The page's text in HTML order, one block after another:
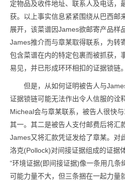
定物品及收件地址、联系人及电话，
获。以上事实信息紧紧围绕从巴西邮
展开，该菜谱因James欲邮寄产品样
James推介而与章某取得联系，为转
包含菜谱在内的特定包裹而被抓获，
易见，并已形成环环相扣的证据锁链
但是，从如何证明被告人与
证据锁链可能无法作出令人信服的诠
Micheal会与章某联系，被告人很快
其一。其二是被告人支付邮费后将汇
James又将汇款凭证发给了章某。对
洛克(Pollock)对间接证据组成的证据
“环境证据(即间接证据)像一条用几条
可能力量不大，但三条捆在一起力量